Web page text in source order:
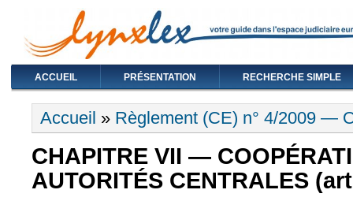
ACCUEIL PRÉSENTATION RECHERCHE SIMPLE
Vous êtes ici
Accueil » Règlement (CE) n° 4/2009 —
CHAPITRE VII —
AUTORITÉS CENTRALES